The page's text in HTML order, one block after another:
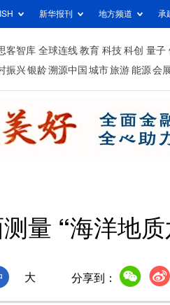
新华报刊 地方频道 承
客智库 全球连线 教育 科技 科创 量子
振兴银龄溯源中国 城市旅游 能源 会
量 “海洋地
大 分享到：